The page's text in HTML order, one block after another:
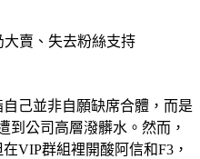
大賣、失去粉絲支持
己並非自願缺席合體，而是
到公司高層潑髒水。然而，
VIP群組裡開酸阿信和F3，